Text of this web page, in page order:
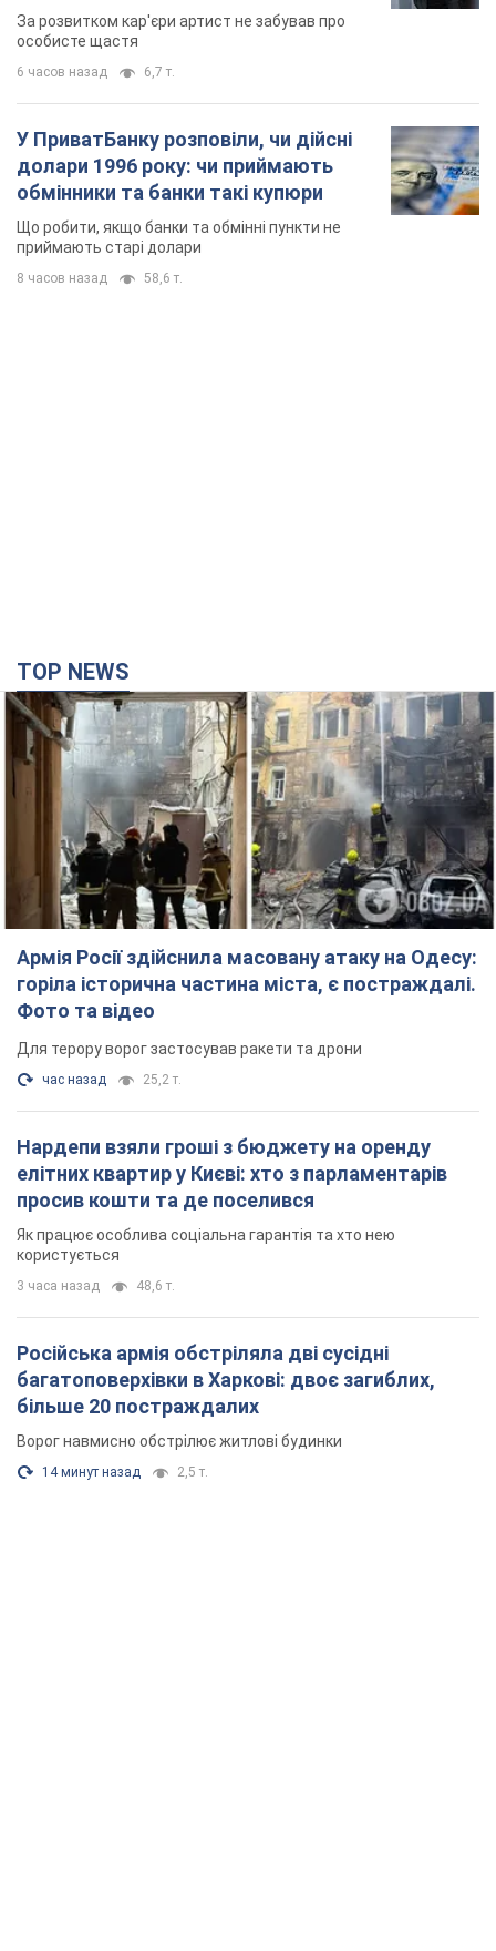
мають
За розвитком кар'єри артист не забував про
особисте щастя
6 часов назад 6,7 т.
У ПриватБанку розповіли, чи дійсні
долари 1996 року: чи приймають
обмінники та банки такі купюри
Що робити, якщо банки та обмінні пункти не
приймають старі долари
8 часов назад 58,6 т.
TOP NEWS
Армія Росії здійснила масовану атаку на Одесу:
горіла історична частина міста, є постраждалі.
Фото та відео
Для терору ворог застосував ракети та дрони
час назад 25,2 т.
Нардепи взяли гроші з бюджету на оренду
елітних квартир у Києві: хто з парламентарів
просив кошти та де поселився
Як працює особлива соціальна гарантія та хто нею
користується
3 часа назад 48,6 т.
Російська армія обстріляла дві сусідні
багатоповерхівки в Харкові: двоє загиблих,
більше 20 постраждалих
Ворог навмисно обстрілює житлові будинки
14 минут назад 2,5 т.